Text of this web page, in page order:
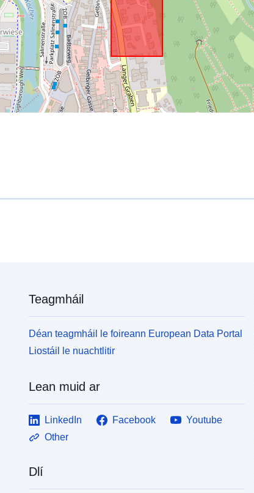
Teagmháil
Déan teagmháil le foireann European Data Portal
Liostáil le nuachtlitir
Lean muid ar
LinkedIn Facebook
Youtube
Other
Dlí